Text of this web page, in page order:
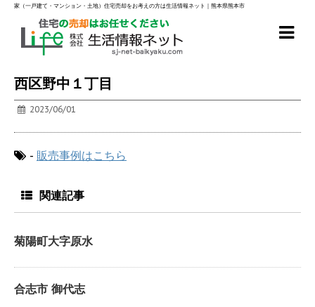
家（一戸建て・マンション・土地）住宅売却をお考えの方は生活情報ネット｜熊本県熊本市
西区野中１丁目
2023/06/01
- 販売事例はこちら
関連記事
菊陽町大字原水
合志市 御代志